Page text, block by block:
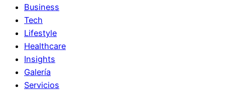
Business
Tech
Lifestyle
Healthcare
Insights
Galería
Servicios